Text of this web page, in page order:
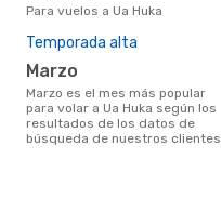
Para vuelos a Ua Huka
Temporada alta
marzo
marzo es el mes más popular
para volar a Ua Huka según los
resultados de los datos de
búsqueda de nuestros clientes